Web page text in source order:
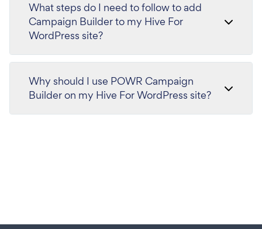
What steps do I need to follow to add
Campaign Builder to my Hive For
WordPress site?
Why should I use POWR Campaign
Builder on my Hive For WordPress site?